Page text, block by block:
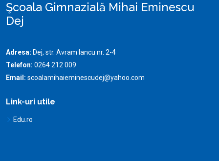
Şcoala Gimnazială Mihai Eminescu
Dej
Adresa: Dej, str. Avram Iancu nr. 2-4
Telefon: 0264 212 009
Email: scoalamihaieminescudej@yahoo.com
Link-uri utile
Edu.ro